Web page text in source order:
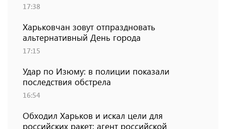
17:38
Харьковчан зовут отпраздновать
альтернативный День города
17:15
Удар по Изюму: в полиции показали
последствия обстрела
16:54
Обходил Харьков и искал цели для
российских ракет: агент российской